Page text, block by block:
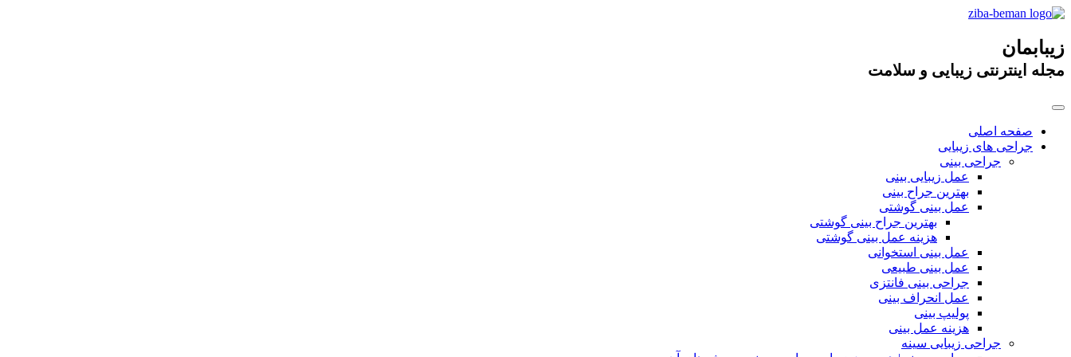
زیبابمان
مجله اینترنتی زیبایی و سلامت
صفحه اصلی
جراحی های زیبایی
جراحی بینی
عمل زیبایی بینی
بهترین جراح بینی
عمل بینی گوشتی
بهترین جراح بینی گوشتی
هزینه عمل بینی گوشتی
عمل بینی استخوانی
عمل بینی طبیعی
جراحی بینی فانتزی
عمل انحراف بینی
پولیپ بینی
هزینه عمل بینی
جراحی زیبایی سینه